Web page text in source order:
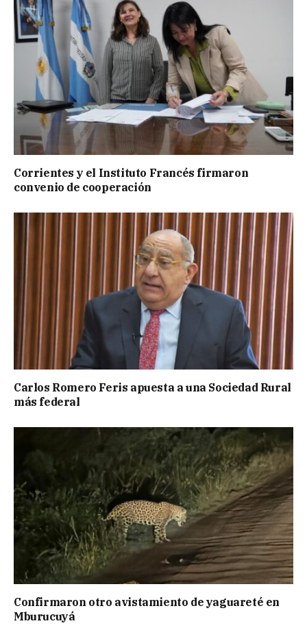
Corrientes y el Instituto Francés firmaron
convenio de cooperación
Carlos Romero Feris apuesta a una Sociedad Rural
más federal
Confirmaron otro avistamiento de yaguareté en
Mburucuyá